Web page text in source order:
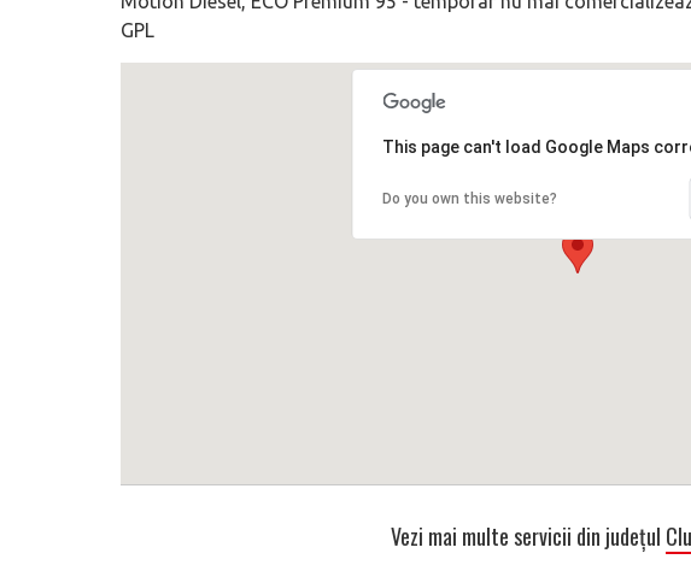
GPL
This page can't load Google Maps
Do you own this website?
Vezi mai multe servicii din județul